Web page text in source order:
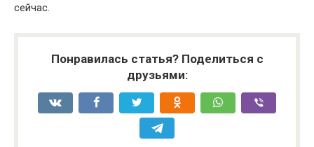
сейчас.
Понравилась статья? Поделиться с
друзьями: